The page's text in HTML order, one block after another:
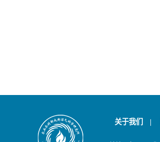
关于我们 |